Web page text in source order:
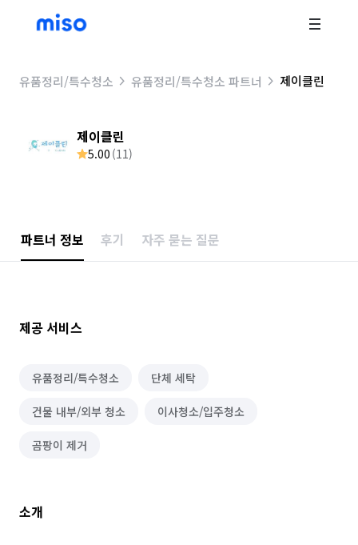
유품정리/특수청소 유품정리/특수청소 파트너 제이클린
제이클린
5.00 (11)
파트너 정보 후기 자주 묻는 질문
제공 서비스
유품정리/특수청소 단체 세탁
건물 내부/외부 청소 이사청소/입주청소
곰팡이 제거
소개